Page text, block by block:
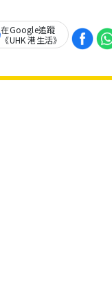
在Google追蹤
《UHK 港生活》